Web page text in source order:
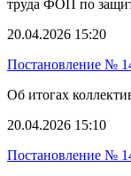
труда ФОП по
20.04.2026 15:20
Постановление №
Об итогах
20.04.2026 15:10
Постановление №